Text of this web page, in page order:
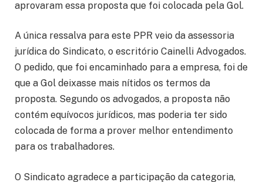
aprovaram essa proposta que foi colocada pela Gol.
A única ressalva para este PPR veio da assessoria
jurídica do Sindicato, o escritório Cainelli Advogados.
O pedido, que foi encaminhado para a empresa, foi de
que a Gol deixasse mais nítidos os termos da
proposta. Segundo os advogados, a proposta não
contém equívocos jurídicos, mas poderia ter sido
colocada de forma a prover melhor entendimento
para os trabalhadores.
O Sindicato agradece a participação da categoria,